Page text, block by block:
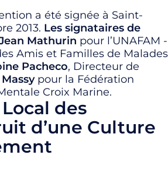
a été signée à Saint-
2013. Les signataires de
Mathurin pour l’UNAFAM -
Amis et Familles de Malades
Pacheco, Directeur de
pour la Fédération
Croix Marine.
des
d’une Culture